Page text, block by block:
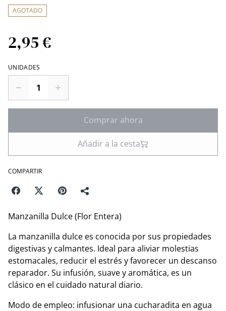
AGOTADO
2,95 €
UNIDADES
Comprar ahora
Añadir a la cesta
COMPARTIR
Manzanilla Dulce (Flor Entera)
La manzanilla dulce es conocida por sus propiedades
digestivas y calmantes. Ideal para aliviar molestias
estomacales, reducir el estrés y favorecer un descanso
reparador. Su infusión, suave y aromática, es un
clásico en el cuidado natural diario.
Modo de empleo: infusionar una cucharadita en agua